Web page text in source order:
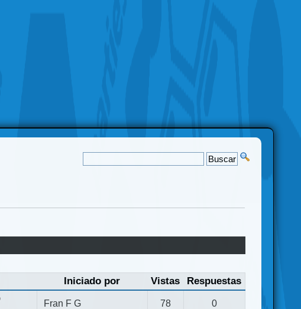
Iniciado por Vistas Respuestas
Fran F G 78 0